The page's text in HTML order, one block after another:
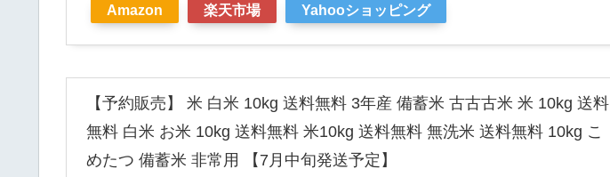
Amazon 楽天市場 Yahooショッピング
【予約販売】 米 白米 10kg 送料無料 3年産 備蓄米 古古古米 米 10kg 送料
無料 白米 お米 10kg 送料無料 米10kg 送料無料 無洗米 送料無料 10kg こ
めたつ 備蓄米 非常用 【7月中旬発送予定】